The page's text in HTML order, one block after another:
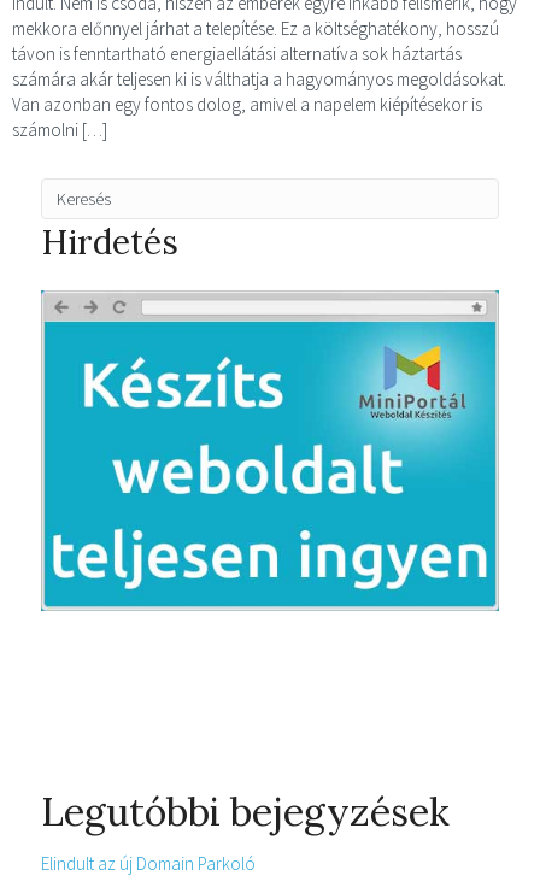
mekkora előnnyel járhat a telepítése. Ez a költséghatékony, hosszú
távon is fenntartható energiaellátási alternatíva sok háztartás
számára akár teljesen ki is válthatja a hagyományos megoldásokat.
Van azonban egy fontos dolog, amivel a napelem kiépítésekor is
számolni […]
Hirdetés
Legutóbbi bejegyzések
Elindult az új Domain Parkoló